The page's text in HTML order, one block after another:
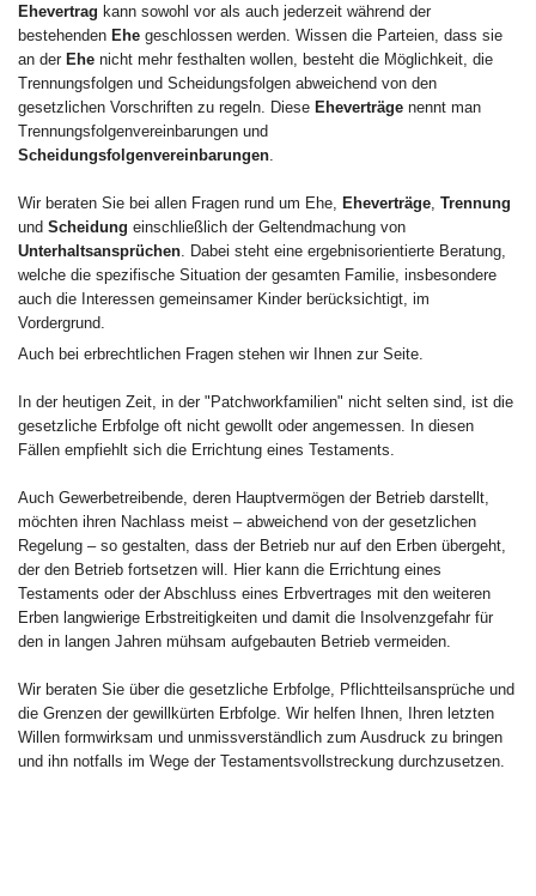
Ehevertrag kann sowohl vor als auch jederzeit während der
bestehenden Ehe geschlossen werden. Wissen die Parteien, dass sie
an der Ehe nicht mehr festhalten wollen, besteht die Möglichkeit, die
Trennungsfolgen und Scheidungsfolgen abweichend von den
gesetzlichen Vorschriften zu regeln. Diese Eheverträge nennt man
Trennungsfolgenvereinbarungen und
Scheidungsfolgenvereinbarungen
Wir beraten Sie bei allen Fragen rund um Ehe, Eheverträge Trennung
und Scheidung einschließlich der Geltendmachung von
Unterhaltsansprüchen . Dabei steht eine ergebnisorientierte Beratung,
welche die spezifische Situation der gesamten Familie, insbesondere
auch die Interessen gemeinsamer Kinder berücksichtigt, im
Vordergrund.
Auch bei erbrechtlichen Fragen stehen wir Ihnen zur Seite.
In der heutigen Zeit, in der "Patchworkfamilien" nicht selten sind, ist die
gesetzliche Erbfolge oft nicht gewollt oder angemessen. In diesen
Fällen empfiehlt sich die Errichtung eines Testaments.
Auch Gewerbetreibende, deren Hauptvermögen der Betrieb darstellt,
möchten ihren Nachlass meist – abweichend von der gesetzlichen
Regelung – so gestalten, dass der Betrieb nur auf den Erben übergeht,
der den Betrieb fortsetzen will. Hier kann die Errichtung eines
Testaments oder der Abschluss eines Erbvertrages mit den weiteren
Erben langwierige Erbstreitigkeiten und damit die Insolvenzgefahr für
den in langen Jahren mühsam aufgebauten Betrieb vermeiden.
Wir beraten Sie über die gesetzliche Erbfolge, Pflichtteilsansprüche und
die Grenzen der gewillkürten Erbfolge. Wir helfen Ihnen, Ihren letzten
Willen formwirksam und unmissverständlich zum Ausdruck zu bringen
und ihn notfalls im Wege der Testamentsvollstreckung durchzusetzen.